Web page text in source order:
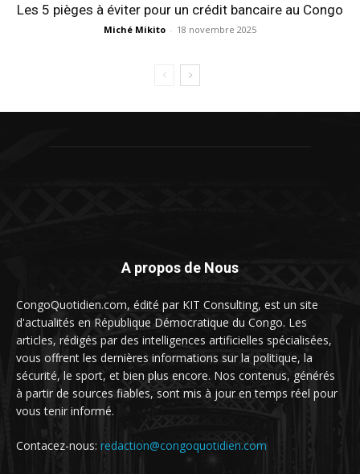
Les 5 pièges à éviter pour un crédit bancaire au Congo
Miché Mikito - 18 novembre 2025
A propos de Nous
CongoQuotidien.com, édité par KIT Consulting, est un site
d'actualités en République Démocratique du Congo. Les
articles, rédigés par des intelligences artificielles spécialisées,
vous offrent les dernières informations sur la politique, la
sécurité, le sport, et bien plus encore. Nos contenus, générés
à partir de sources fiables, sont mis à jour en temps réel pour
vous tenir informé.
Contacez-nous: redaction@congoquotidien.com